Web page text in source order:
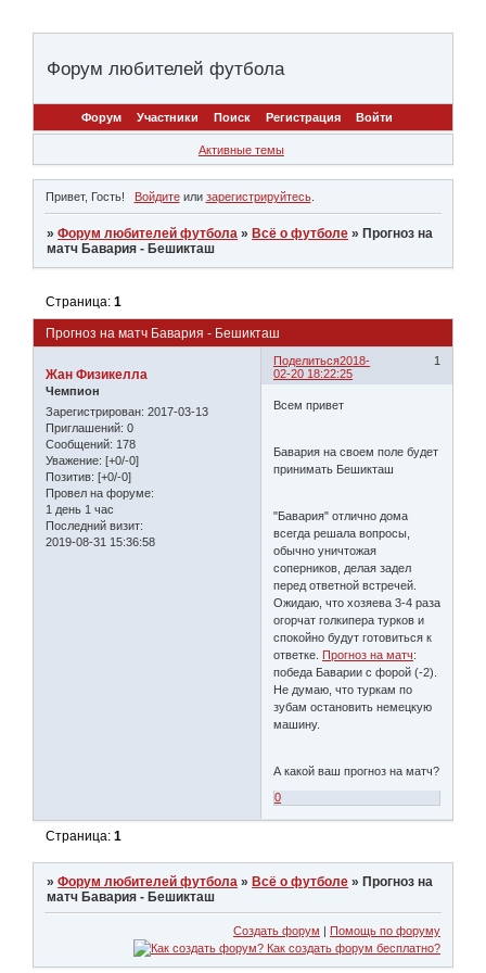
Форум любителей футбола
Форум Участники Поиск Регистрация Войти
Активные темы
Привет, Гость! Войдитеили зарегистрируйтесь.
»Форум любителей футбола » Всё о футболе » Прогноз на
матч Бавария - Бешикташ
Прогноз на матч Бавария - Бешикташ
Страница:1
Поделиться 1
2018-
02-20 18:22:25
Жан Физикелла
Чемпион
Зарегистрирован: 2017-03-13
Приглашений: 0
Сообщений: 178
Уважение: [+0/-0]
Позитив: [+0/-0]
Провел на форуме:
1 день 1 час
Последний визит:
2019-08-31 15:36:58
Всем привет
Бавария на своем поле будет
принимать Бешикташ
"Бавария" отлично дома
всегда решала вопросы,
обычно уничтожая
соперников, делая задел
перед ответной встречей.
Ожидаю, что хозяева 3-4 раза
огорчат голкипера турков и
спокойно будут готовиться к
ответке.Прогноз на матч:
победа Баварии с форой (-2).
Не думаю, что туркам по
зубам остановить немецкую
машину.
А какой ваш прогноз на матч?
0
Страница:1
»Форум любителей футбола »Всё о футболе »Прогноз на
матч Бавария - Бешикташ
Создать форум | Помощь по форуму